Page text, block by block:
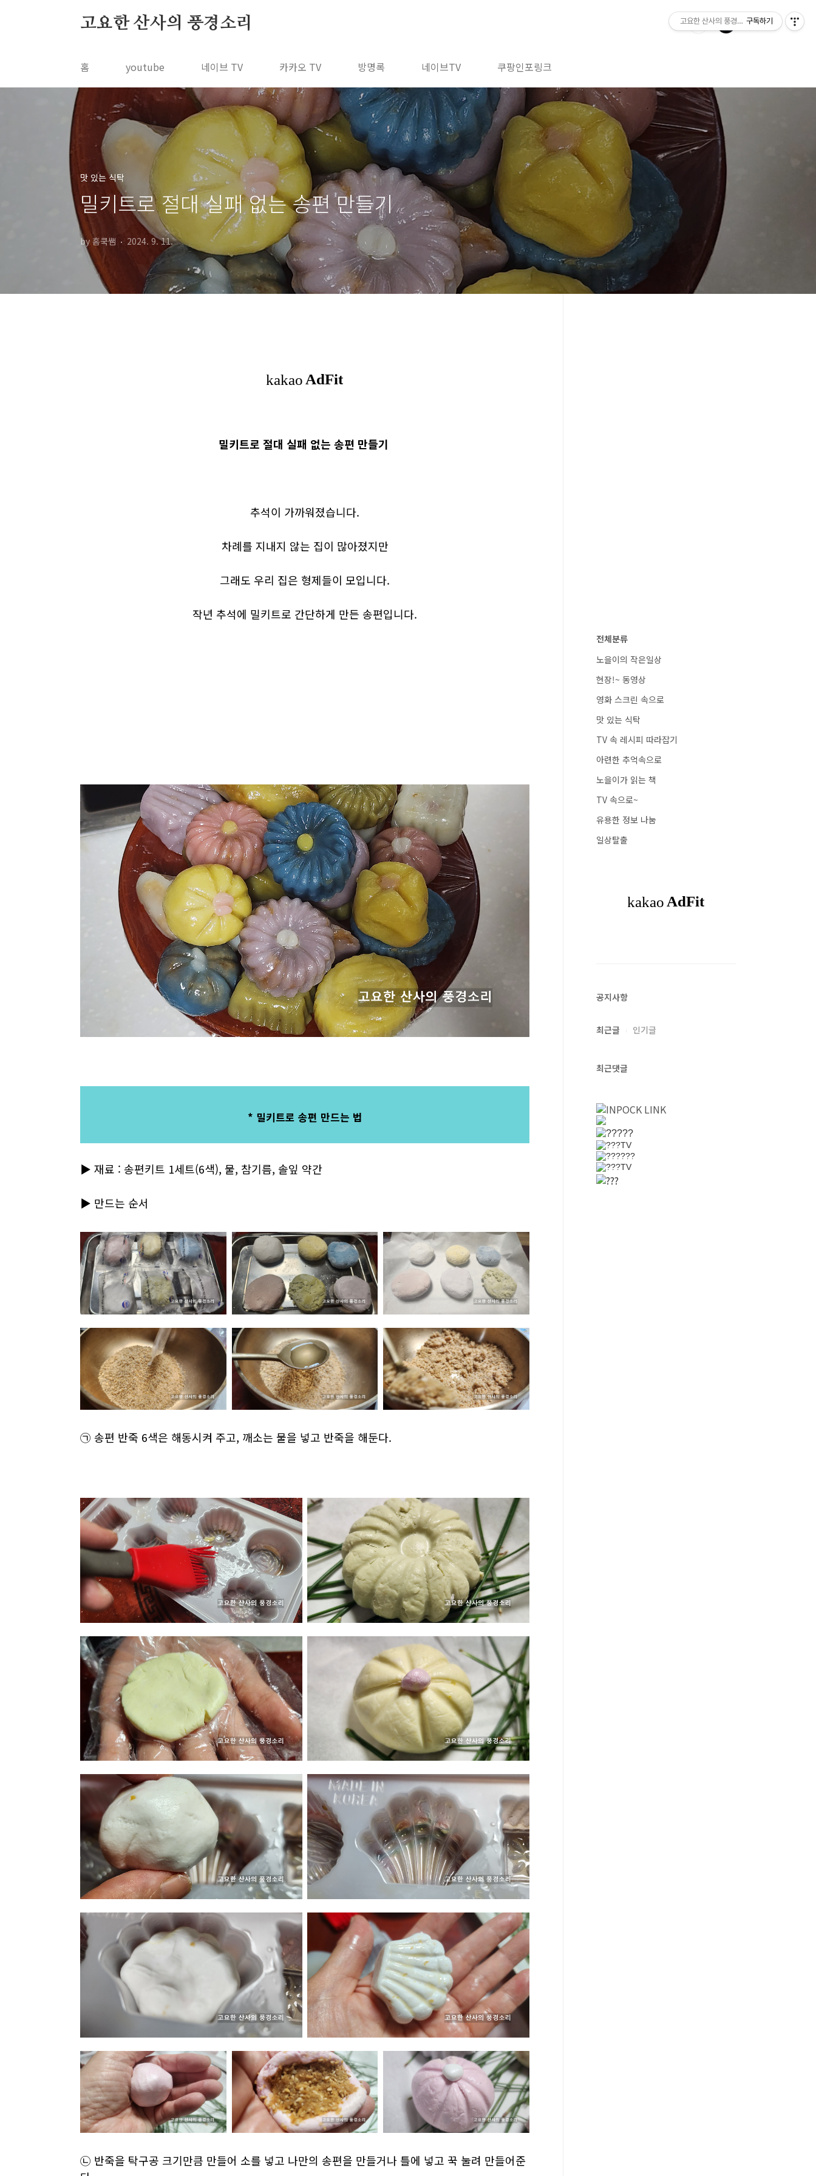
고요한 산사의 풍경소리
홈 youtube 네이브 TV 카카오 TV 방명록 네이브TV 쿠팡인포링크
맛 있는 식탁
밀키트로 절대 실패 없는 송편 만들기
by 홈쿡쌤 2024. 9. 11.
밀키트로 절대 실패 없는 송편 만들기
추석이 가까워졌습니다.
차례를 지내지 않는 집이 많아졌지만
그래도 우리 집은 형제들이 모입니다.
작년 추석에 밀키트로 간단하게 만든 송편입니다.
* 밀키트로 송편 만드는 법
▶ 재료 : 송편키트 1세트(6색), 물, 참기름, 솔잎 약간
▶ 만드는 순서
㉠ 송편 반죽 6색은 해동시켜 주고, 깨소는 물을 넣고 반죽을 해둔다.
㉡ 반죽을 탁구공 크기만큼 만들어 소를 넣고 나만의 송편을 만들거나 틀에 넣고 꾹 눌려 만들어준
전체분류
노을이의 작은일상
현장!~ 동영상
영화 스크린 속으로
맛 있는 식탁
TV 속 레시피 따라잡기
아련한 추억속으로
노을이가 읽는 책
TV 속으로~
유용한 정보 나눔
일상탈출
공지사항
최근글 인기글
최근댓글
고요한 산사의 풍경소리구독하기